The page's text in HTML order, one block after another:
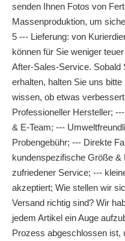
senden Ihnen Fotos von
Massenproduktion, um
5 --- Lieferung: von
können für Sie weniger
After-Sales-Service. Sobald
erhalten, halten Sie uns
wissen, ob etwas
Professioneller Hersteller;
& E-Team; ---
Probengebühr; --- Direkte
kundenspezifische Größe
zufriedener Service; ---
akzeptiert; Wie stellen wir
Versand richtig sind? Wir
jedem Artikel ein Auge
Prozess abgeschlossen ist,